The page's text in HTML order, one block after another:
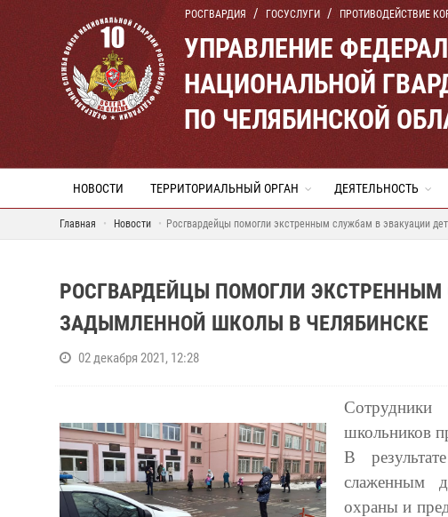
РОСГВАРДИЯ ГОСУСЛУГИ ПРОТИВОДЕЙСТВИЕ
УПРАВЛЕНИЕ
НАЦИОНАЛЬНОЙ
ПО ЧЕЛЯБИНСКОЙ
НОВОСТИ ТЕРРИТОРИАЛЬНЫЙ ОРГАН ДЕЯТЕЛЬНОСТЬ
Главная Новости Росгвардейцы помогли экстренным службам в эвакуации
РОСГВАРДЕЙЦЫ ПОМОГЛИ
ЗАДЫМЛЕННОЙ ШКОЛЫ В ЧЕЛЯБИНСКЕ
02 декабря 2021, 12:28
Сотрудники
школьников
В
слаженным
охраны и